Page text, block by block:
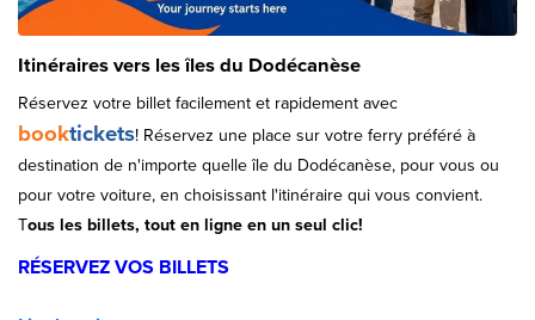
Itinéraires vers les îles du Dodécanèse
Réservez votre billet facilement et rapidement avec
booktickets! Réservez une place sur votre ferry préféré à
destination de n'importe quelle île du Dodécanèse, pour vous ou
pour votre voiture, en choisissant l'itinéraire qui vous convient.
Tous les billets, tout en ligne en un seul clic!
RÉSERVEZ VOS BILLETS